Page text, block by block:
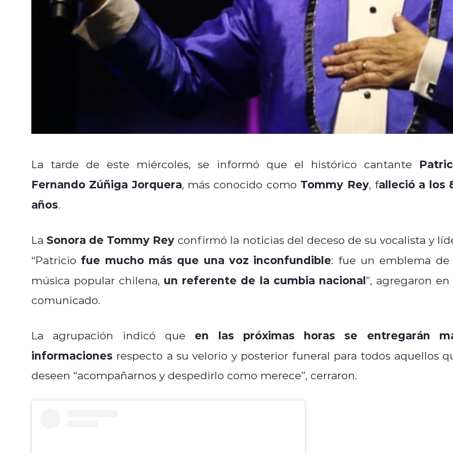
La tarde de este miércoles, se informó que el histórico cantante
Fernando Zúñiga Jorquera, más conocido como Tommy Rey, falleció a los
años.
La Sonora de Tommy Rey confirmó la noticias del deceso de su vocalista y
“Patricio fue mucho más que una voz inconfundible: fue un emblema de
música popular chilena, un referente de la cumbia nacional”, agregaron
comunicado.
La agrupación indicó que en las próximas horas se entregarán
informaciones respecto a su velorio y posterior funeral para todos aquellos
deseen “acompañarnos y despedirlo como merece”, cerraron.